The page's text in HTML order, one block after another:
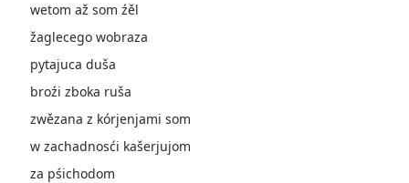
wetom až som źěl
žaglecego wobraza
pytajuca duša
broźi zboka ruša
zwězana z kórjenjami som
w zachadnosći kašerjujom
za pśichodom